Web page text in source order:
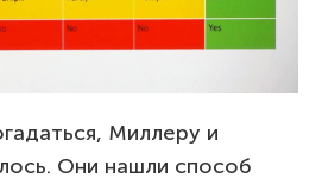
Миллеру и
Они нашли способ